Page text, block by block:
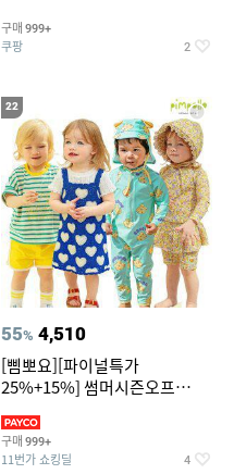
구매 999+
쿠팡 2
22
55% 4,510
[삠뽀요][파이널특가
25%+15%] 썸머시즌오프
영복/티셔츠/
구매 999+
11번가 쇼킹딜 4